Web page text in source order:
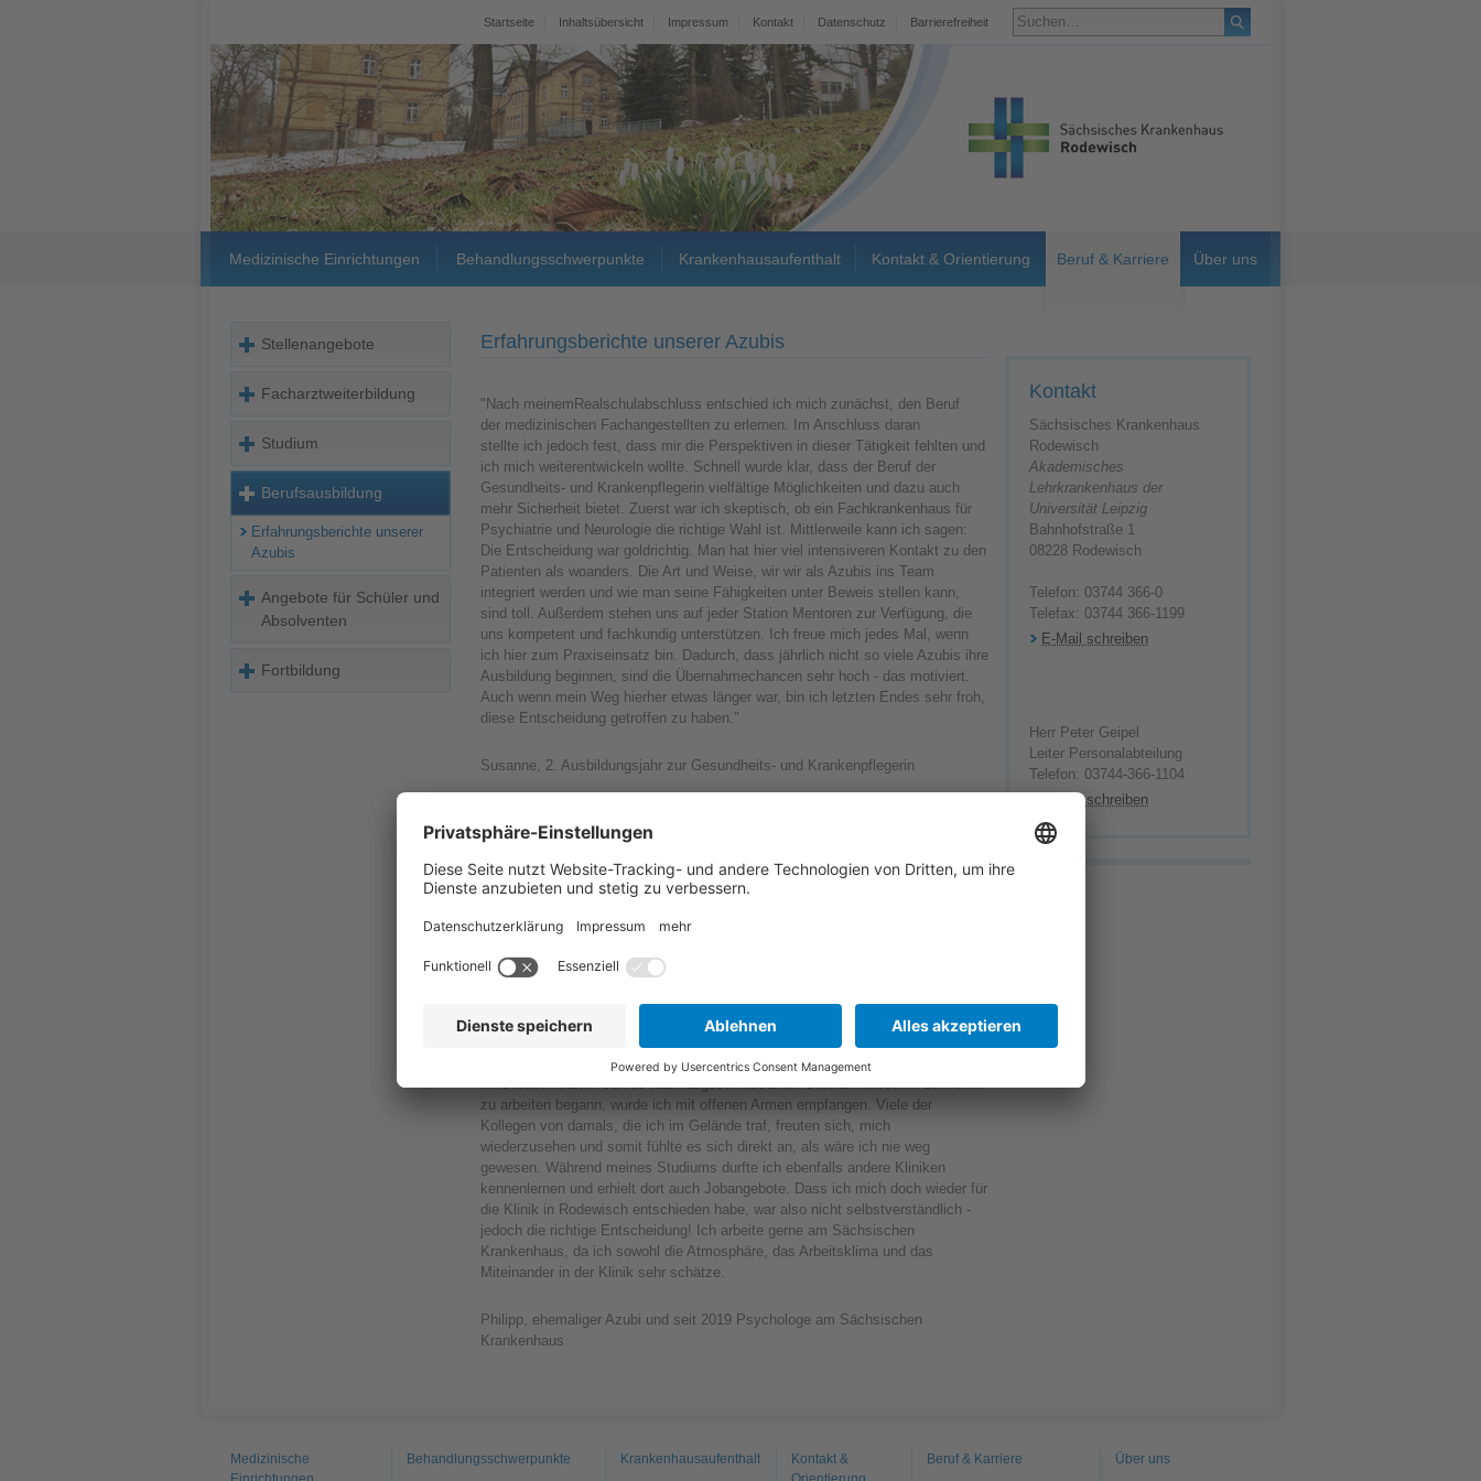
Startseite Inhaltsübersicht Impressum Kontakt Datenschutz Barrierefreiheit
Medizinische Einrichtungen Behandlungsschwerpunkte Krankenhausaufenthalt Kontakt & Orientierung Beruf & Karriere Über uns
Stellenangebote
Facharztweiterbildung
Studium
Berufsausbildung
Erfahrungsberichte unserer
Azubis
Angebote für Schüler und
Absolventen
Fortbildung
Erfahrungsberichte unserer Azubis
"Nach meinem Realschulabschluss entschied ich mich zunächst, den Beruf
der medizinischen Fachangestellten zu erlernen. Im Anschluss daran
stellte ich jedoch fest, dass mir die Perspektiven in dieser Tätigkeit fehlten und
ich mich weiterentwickeln wollte. Schnell wurde klar, dass der Beruf der
Gesundheits- und Krankenpflegerin vielfältige Möglichkeiten und dazu auch
mehr Sicherheit bietet. Zuerst war ich skeptisch, ob ein Fachkrankenhaus für
Psychiatrie und Neurologie die richtige Wahl ist. Mittlerweile kann ich sagen:
Die Entscheidung war goldrichtig. Man hat hier viel intensiveren Kontakt zu den
Patienten als woanders. Die Art und Weise, wir wir als Azubis ins Team
integriert werden und wie man seine Fähigkeiten unter Beweis stellen kann,
sind toll. Außerdem stehen uns auf jeder Station Mentoren zur Verfügung, die
uns kompetent und fachkundig unterstützen. Ich freue mich jedes Mal, wenn
ich hier zum Praxiseinsatz bin. Dadurch, dass jährlich nicht so viele Azubis ihre
Ausbildung beginnen, sind die Übernahmechancen sehr hoch - das motiviert.
Auch wenn mein Weg hierher etwas länger war, bin ich letzten Endes sehr froh,
diese Entscheidung getroffen zu haben."
Susanne, 2. Ausbildungsjahr zur Gesundheits- und Krankenpflegerin
Ich arbeite heute als Psychologe am Sächsischen Krankenhaus. Doch ich
möchte ich hier berichten. 2013 habe ich meine Ausbildung als Gesundheits-
und Krankenpfleger im Sächsischen Krankenhaus abgeschlossen. Damals
diesmal aber als Psychologe in der Klinik. Früher habe ich vom angenehmen
Arbeitsklima und dem Charme der Klinik berichtet. Dies kann ich nun, auch
nach mehreren Jahren Abwesenheit, nur wiederholen. Als ich mich damals
entschloss, nochmals ein Studium zu beginnen, wurde mir deutlich
zurückgemeldet, dass ich jederzeit wieder hier willkommen sein werde, egal, ob
dies als Pfleger oder Psychologe sein wird. Selbst bei meinem Abschied gab
man mir im SKH also ein besonderes Gefühl der Wertschätzung. Als ich dann
im Oktober letzten Jahres nach abgeschlossenem Studium wieder in der Klinik
zu arbeiten begann, wurde ich mit offenen Armen empfangen. Viele der
Kollegen von damals, die ich im Gelände traf, freuten sich, mich
wiederzusehen und somit fühlte es sich direkt an, als wäre ich nie weg
gewesen. Während meines Studiums durfte ich ebenfalls andere Kliniken
kennenlernen und erhielt dort auch Jobangebote. Dass ich mich doch wieder für
die Klinik in Rodewisch entschieden habe, war also nicht selbstverständlich -
jedoch die richtige Entscheidung! Ich arbeite gerne am Sächsischen
Krankenhaus, da ich sowohl die Atmosphäre, das Arbeitsklima und das
Miteinander in der Klinik sehr schätze.
Philipp, ehemaliger Azubi und seit 2019 Psychologe am Sächsischen
Krankenhaus
Kontakt
Sächsisches Krankenhaus
Rodewisch
Akademisches
Lehrkrankenhaus der
Universität Leipzig
Bahnhofstraße 1
08228 Rodewisch
Telefon: 03744 366-0
Telefax: 03744 366-1199
E-Mail schreiben
Herr Peter Geipel
Leiter Personalabteilung
Telefon: 03744-366-1104
E-Mail schreiben
Medizinische
Behandlungsschwerpunkte Krankenhausaufenthalt
Kontakt &
Beruf & Karriere Über uns